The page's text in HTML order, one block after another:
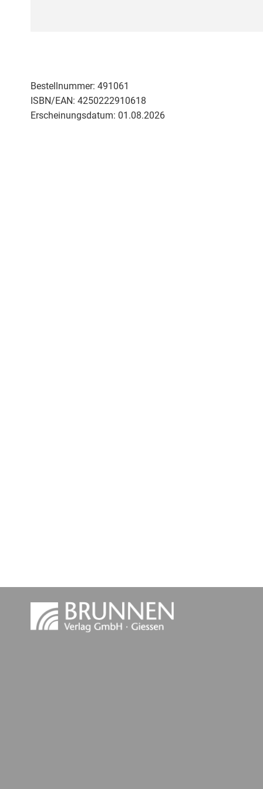
Bestellnummer: 491061
ISBN/EAN: 4250222910618
Erscheinungsdatum: 01.08.2026